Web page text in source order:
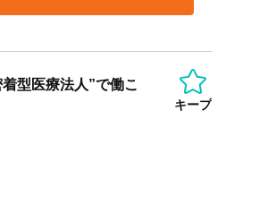
型医療法人”で働こ
キープ